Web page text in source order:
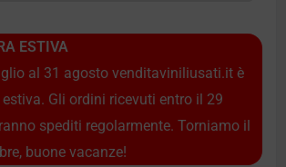
ESTIVA
al 31 agosto venditaviniliusati.it è
Gli ordini ricevuti entro il 29
spediti regolarmente. Torniamo il
buone vacanze!